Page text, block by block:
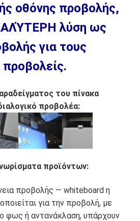
οθόνης προβολής,
λύση ως
για τους
προβολείς.
του πίνακα
προβολέα:
προϊόντων:
προβολής — whiteboard η
για την προβολή, με
φως ή αντανάκλαση, υπάρχουν